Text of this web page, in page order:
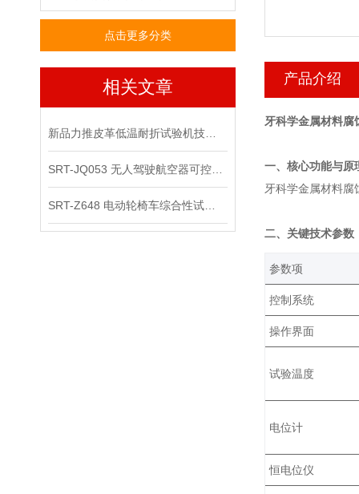
点击更多分类
相关文章 产品介绍
牙科学金属材料腐
一、核心功能与原
牙科学金属材料腐
‌二、关键技术参数
‌参数项‌
控制系统
操作界面
试验温度
电位计
恒电位仪